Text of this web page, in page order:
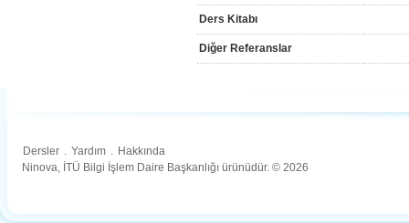
Ders Kitabı
Diğer Referanslar
Dersler . Yardım . Hakkında
Ninova, İTÜ Bilgi İşlem Daire Başkanlığı ürünüdür. © 2026